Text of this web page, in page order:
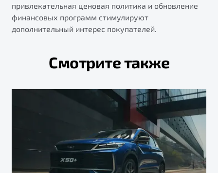
привлекательная ценовая политика и обновление
финансовых программ стимулируют
дополнительный интерес покупателей.
Смотрите также